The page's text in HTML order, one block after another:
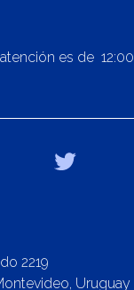
es de
2219
Uruguay